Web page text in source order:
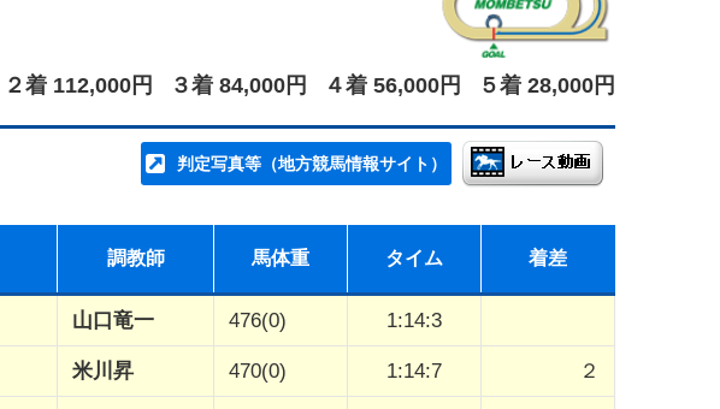
２着 112,000円 ３着 84,000円 ４着 56,000円 ５着 28,000円
判定写真等（地方競馬情報サイト）
調教師 馬体重 タイム 着差
山口竜一 476(0) 1:14:3
米川昇 470(0) 1:14:7 ２